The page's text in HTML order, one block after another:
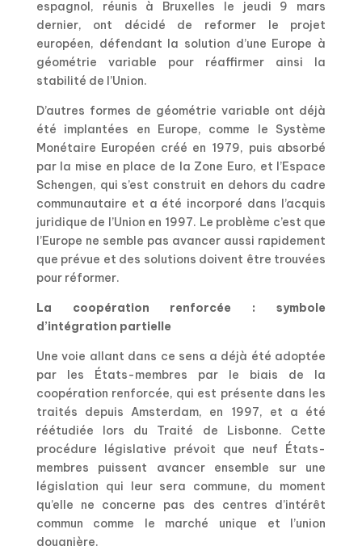
espagnol, réunis à Bruxelles le jeudi 9 mars
dernier, ont décidé de reformer le projet
européen, défendant la solution d’une Europe à
géométrie variable pour réaffirmer ainsi la
stabilité de l’Union.
D’autres formes de géométrie variable ont déjà
été implantées en Europe, comme le Système
Monétaire Européen créé en 1979, puis absorbé
par la mise en place de la Zone Euro, et l’Espace
Schengen, qui s’est construit en dehors du cadre
communautaire et a été incorporé dans l’acquis
juridique de l’Union en 1997. Le problème c’est que
l’Europe ne semble pas avancer aussi rapidement
que prévue et des solutions doivent être trouvées
pour réformer.
La coopération renforcée : symbole
d’intégration partielle
Une voie allant dans ce sens a déjà été adoptée
par les États-membres par le biais de la
coopération renforcée, qui est présente dans les
traités depuis Amsterdam, en 1997, et a été
réétudiée lors du Traité de Lisbonne. Cette
procédure législative prévoit que neuf États-
membres puissent avancer ensemble sur une
législation qui leur sera commune, du moment
qu’elle ne concerne pas des centres d’intérêt
commun comme le marché unique et l’union
douanière.